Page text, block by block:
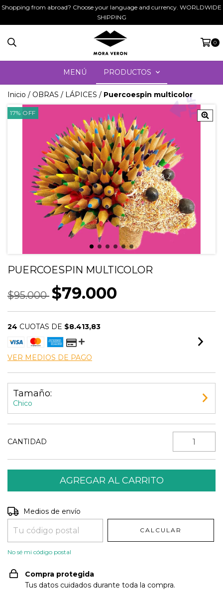
Shopping from abroad? Choose your language and currency. WORLDWIDE
SHIPPING
0
MENÚ PRODUCTOS
Inicio / OBRAS / LÁPICES / Puercoespin multicolor
17% OFF
PUERCOESPIN MULTICOLOR
$95.000 $79.000
24 CUOTAS DE $8.413,83
VER MEDIOS DE PAGO
Tamaño:
Chico
CANTIDAD
Entregas para el CP:
Medios de envío
CALCULAR
No sé mi código postal
Compra protegida
Tus datos cuidados durante toda la compra.